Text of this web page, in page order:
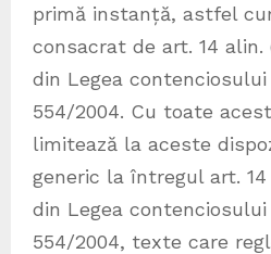
primă instanță, astfel
consacrat de art. 14 alin.
din Legea
554/2004. Cu toate
limitează la aceste
generic la întregul art.
din Legea
554/2004, texte care